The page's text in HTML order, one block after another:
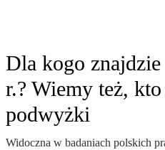
Dla kogo
r.? Wiemy też,
podwyżki
Widoczna w badaniach polskich